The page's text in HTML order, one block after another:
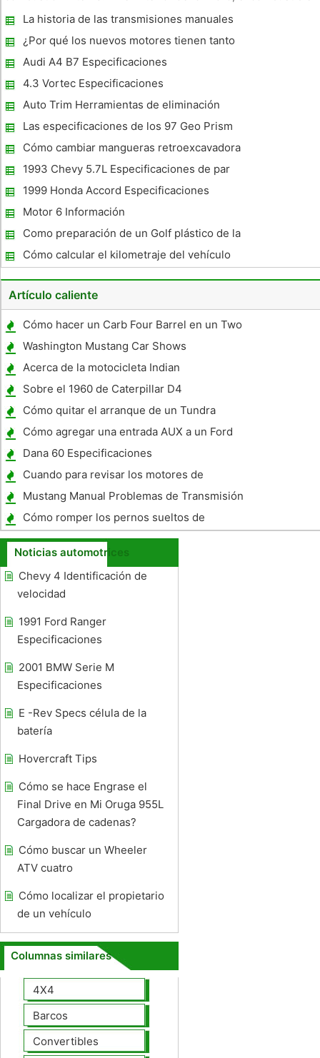
una bujía, para crear una explosión que empuja el pistón
La historia de las transmisiones manuales
¿Por qué los nuevos motores tienen tanto
plástico?
Audi A4 B7 Especificaciones
4.3 Vortec Especificaciones
Auto Trim Herramientas de eliminación
Las especificaciones de los 97 Geo Prism
Cómo cambiar mangueras retroexcavadora
1993 Chevy 5.7L Especificaciones de par
1999 Honda Accord Especificaciones
Motor 6 Información
Como preparación de un Golf plástico de la
cesta Body Paint
Cómo calcular el kilometraje del vehículo
Artículo caliente
Cómo hacer un Carb Four Barrel en un Two
Washington Mustang Car Shows
Acerca de la motocicleta Indian
Sobre el 1960 de Caterpillar D4
Cómo quitar el arranque de un Tundra
Cómo agregar una entrada AUX a un Ford
Auto Stereo
Dana 60 Especificaciones
Cuando para revisar los motores de
coches?
Mustang Manual Problemas de Transmisión
Cómo romper los pernos sueltos de
diferencial trasero
Noticias automotrices
Chevy 4 Identificación de
velocidad
1991 Ford Ranger
Especificaciones
2001 BMW Serie M
Especificaciones
E -Rev Specs célula de la
batería
Hovercraft Tips
Cómo se hace Engrase el
Final Drive en Mi Oruga 955L
Cargadora de cadenas?
Cómo buscar un Wheeler
ATV cuatro
Cómo localizar el propietario
de un vehículo
Columnas similares
4X4
Barcos
Convertibles